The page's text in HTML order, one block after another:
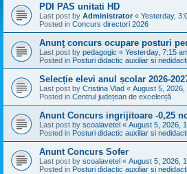
PDI PAS unitati HD
Last post by Administrator « Yesterday,
Posted in Concurs directori 2026
Anunţ concurs ocupare posturi
Last post by pedagogic « Yesterday, 7:15
Posted in Posturi didactic auxiliar si
Selecție elevi anul școlar 2026-
Last post by Cristina Vlad « August 5, 2026,
Posted in Centrul județean de excelență
Anunt Concurs ingrijitoare -0,25
Last post by scoalavetel « August 5, 2026,
Posted in Posturi didactic auxiliar si
Anunt Concurs Sofer
Last post by scoalavetel « August 5, 2026,
Posted in Posturi didactic auxiliar si